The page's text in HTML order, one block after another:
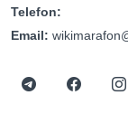
Telefon:
Email: